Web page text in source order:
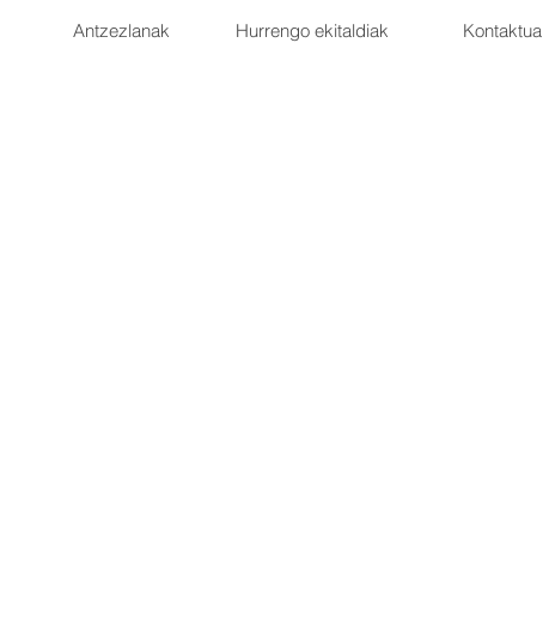
Antzezlanak Hurrengo ekitaldiak Kontaktua